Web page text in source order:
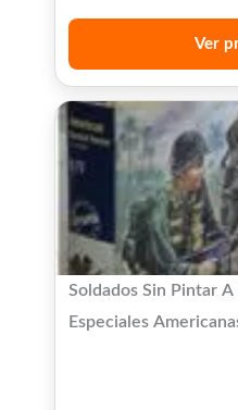
Ver
Soldados Sin Pintar A
Especiales